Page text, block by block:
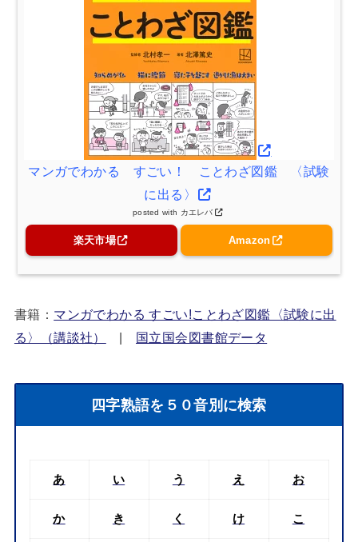
マンガでわかる すごい！ ことわざ図鑑 〈試験
に出る〉
posted with カエレバ
楽天市場 Amazon
書籍： マンガでわかる すごい!ことわざ図鑑〈試験に出
る〉（講談社）
国立国会図書館データ
四字熟語を５０音別に検索
あ い う え お
か き く け こ